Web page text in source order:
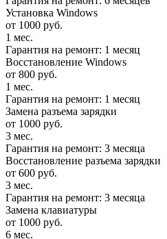
Установка Windows
от 1000 руб.
1 мес.
Гарантия на ремонт: 1 месяц
Восстановление Windows
от 800 руб.
1 мес.
Гарантия на ремонт: 1 месяц
Замена разъема зарядки
от 1000 руб.
3 мес.
Гарантия на ремонт: 3 месяца
Восстановление разъема зарядки
от 600 руб.
3 мес.
Гарантия на ремонт: 3 месяца
Замена клавиатуры
от 1000 руб.
6 мес.